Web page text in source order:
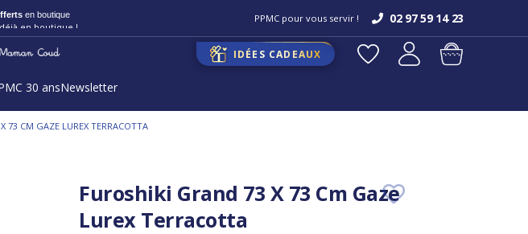
en boutique ! PPMC pour vous servir ! 02 97 59 14 23
IDÉES CADEAUX
30 ansNewsletter
73 CM GAZE LUREX TERRACOTTA
Furoshiki Grand 73 X 73 Cm Gaze
Lurex Terracotta